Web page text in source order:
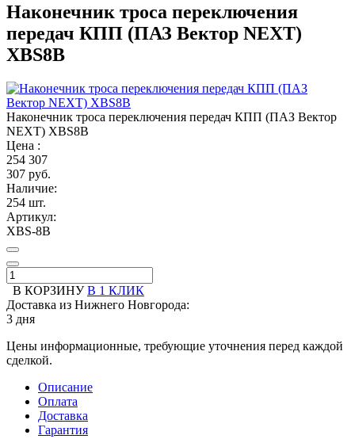
Наконечник троса переключения
передач КПП (ПАЗ Вектор NEXT)
XBS8B
Наконечник троса переключения передач КПП (ПАЗ Вектор
NEXT) XBS8B
Цена :
254 307
307 руб.
Наличие:
254 шт.
Артикул:
XBS-8B
В КОРЗИНУ В 1 КЛИК
Доставка из Нижнего Новгорода:
3 дня
Цены информационные, требующие уточнения перед каждой
сделкой.
Описание
Оплата
Доставка
Гарантия